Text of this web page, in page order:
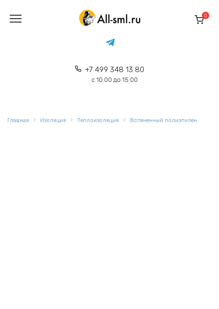
содержанию
+7 499 348 13 80
с 10:00 до 15:00
0
Главная Изоляция Теплоизоляция Вспененный полиэтилен